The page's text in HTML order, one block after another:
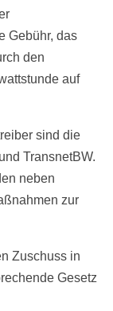
Gebühr, das
den
auf
sind die
TransnetBW.
neben
zur
Zuschuss in
Gesetz